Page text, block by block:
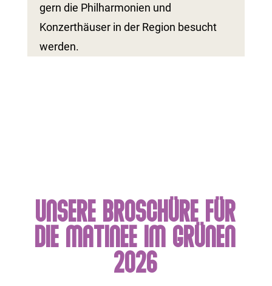
gern die Philharmonien und
Konzerthäuser in der Region besucht
werden.
Unsere Broschüre für
die Matinee im Grünen
2026